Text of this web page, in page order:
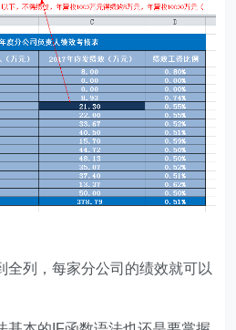
全列，每家分公司的绩效就可以